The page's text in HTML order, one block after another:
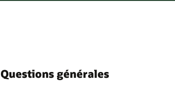
Questions générales